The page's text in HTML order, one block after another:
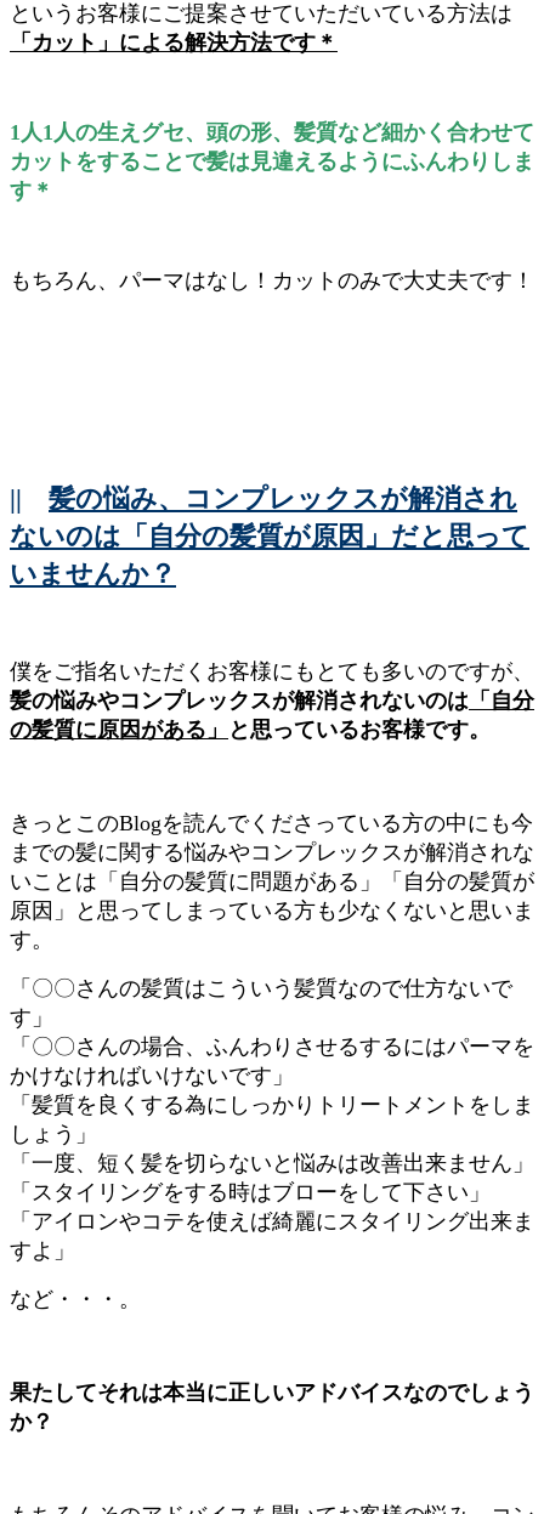
というお客様にご提案させていただいている方法は
「カット」による解決方法です＊
1人1人の生えグセ、頭の形、髪質など細かく合わせて
カットをすることで髪は見違えるようにふんわりしま
す＊
もちろん、パーマはなし！カットのみで大丈夫です！
|| 髪の悩み、コンプレックスが解消され
ないのは「自分の髪質が原因」だと思って
いませんか？
僕をご指名いただくお客様にもとても多いのですが、
髪の悩みやコンプレックスが解消されないのは 「自分
の髪質に原因がある」
と思っているお客様です。
きっとこのBlogを読んでくださっている方の中にも今
までの髪に関する悩みやコンプレックスが解消されな
いことは「自分の髪質に問題がある」「自分の髪質が
原因」と思ってしまっている方も少なくないと思いま
す。
「〇〇さんの髪質はこういう髪質なので仕方ないで
す」
「〇〇さんの場合、ふんわりさせるするにはパーマを
かけなければいけないです」
「髪質を良くする為にしっかりトリートメントをしま
しょう」
「一度、短く髪を切らないと悩みは改善出来ません」
「スタイリングをする時はブローをして下さい」
「アイロンやコテを使えば綺麗にスタイリング出来ま
すよ」
など・・・。
果たしてそれは本当に正しいアドバイスなのでしょう
か？